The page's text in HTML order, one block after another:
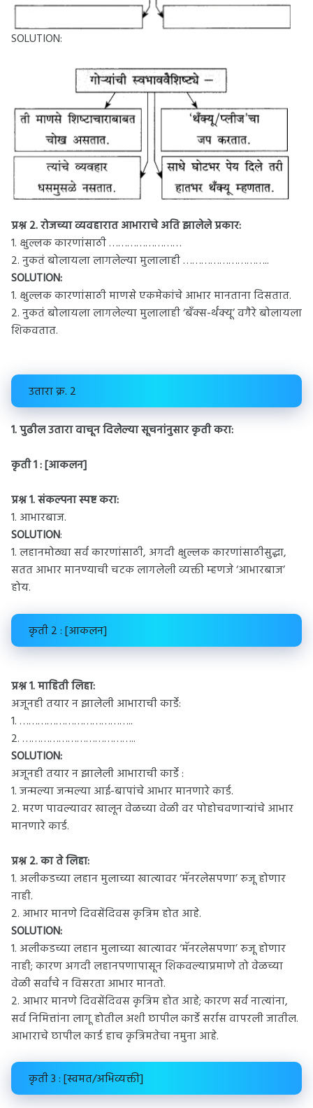
SOLUTION:
प्रश्न 2.रोजच्या व्यवहारात आभाराचे अति झालेले प्रकार:
1. क्षुल्लक कारणांसाठी ……………………
2. नुकतं बोलायला लागलेल्या मुलालाही ………………………..
SOLUTION:
1. क्षुल्लक कारणांसाठी माणसे एकमेकांचे आभार मानताना दिसतात.
2. नुकतं बोलायला लागलेल्या मुलालाही ‘बँक्स-र्थंक्यू’ वगैरे बोलायला
शिकवतात.
उतारा क्र. 2
1. पुढील उतारा वाचून दिलेल्या सूचनांनुसार कृती करा:
कृती 1 : [आकलन]
प्रश्न 1.संकल्पना स्पष्ट करा:
1. आभारबाज.
SOLUTION:
1. लहानमोठ्या सर्व कारणांसाठी, अगदी क्षुल्लक कारणांसाठीसुद्धा,
सतत आभार मानण्याची चटक लागलेली व्यक्ती म्हणजे ‘आभारबाज’
होय.
कृती 2 : [आकलन]
प्रश्न 1.माहिती लिहा:
अजूनही तयार न झालेली आभाराची कार्डे:
1. ………………………………..
2. ………………………………..
SOLUTION:
अजूनही तयार न झालेली आभाराची कार्डे :
1. जन्मल्या जन्मल्या आई-बापांचे आभार मानणारे कार्ड.
2. मरण पावल्यावर खालून वेळच्या वेळी वर पोहोचवणाऱ्यांचे आभार
मानणारे कार्ड.
प्रश्न 2.का ते लिहा:
1. अलीकडच्या लहान मुलाच्या खात्यावर ‘मॅनरलेसपणा’ रुजू होणार
नाही.
2. आभार मानणे दिवसेंदिवस कृत्रिम होत आहे.
SOLUTION:
1. अलीकडच्या लहान मुलाच्या खात्यावर ‘मॅनरलेसपणा’ रुजू होणार
नाही; कारण अगदी लहानपणापासून शिकवल्याप्रमाणे तो वेळच्या
वेळी सर्वांचे न विसरता आभार मानतो.
2. आभार मानणे दिवसेंदिवस कृत्रिम होत आहे; कारण सर्व नात्यांना,
सर्व निमित्तांना लागू होतील अशी छापील कार्डे सर्रास वापरली जातील.
आभाराचे छापील कार्ड हाच कृत्रिमतेचा नमुना आहे.
कृती 3 : [स्वमत/अभिव्यक्ती]